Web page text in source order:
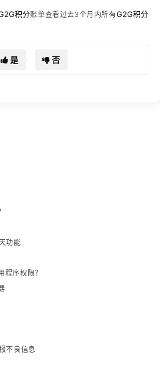
积分账单查看过去3个月内所有G2G积分
是 否
功能
程序权限？
不良信息